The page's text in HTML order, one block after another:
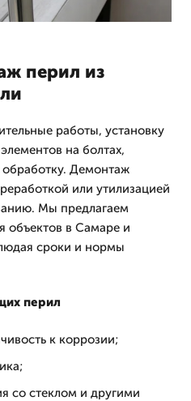
перил из
работы, установку
на болтах,
Демонтаж
или утилизацией
Мы предлагаем
объектов в Самаре и
сроки и нормы
перил
к коррозии;
со стеклом и другими